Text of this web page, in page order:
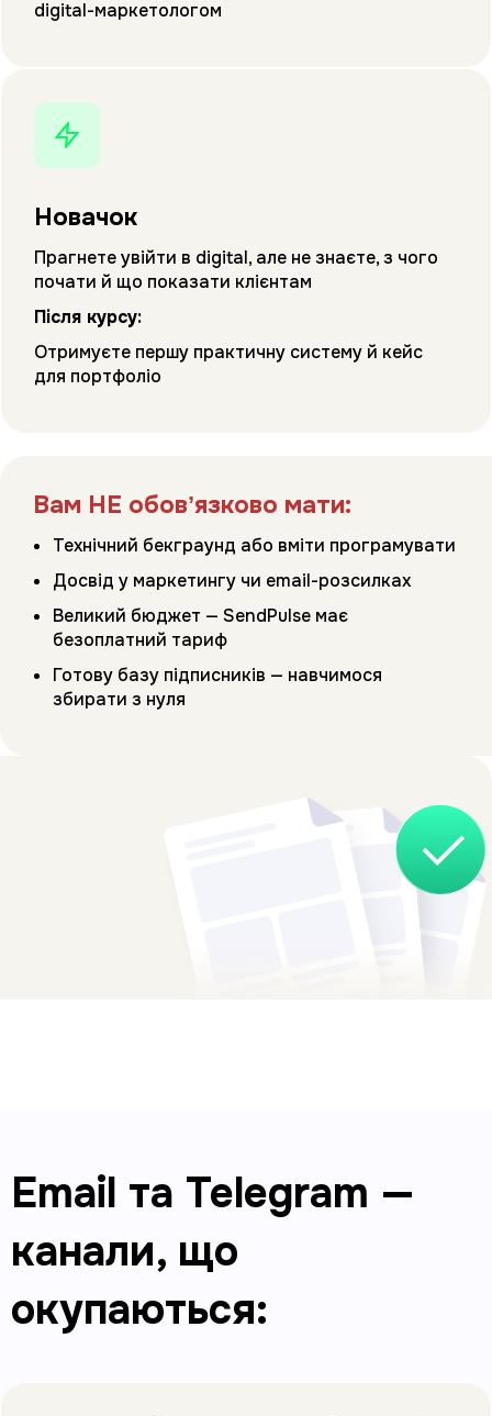
digital-маркетологом
Новачок
Прагнете увійти в digital, але не знаєте, з чого
почати й що показати клієнтам
Після курсу:
Отримуєте першу практичну систему й кейс
для портфоліо
Вам НЕ обовʼязково мати:
Технічний бекграунд або вміти програмувати
Досвід у маркетингу чи email-розсилках
Великий бюджет — SendPulse має
безоплатний тариф
Готову базу підписників — навчимося
збирати з нуля
Email та Telegram —
канали, що
окупаються: